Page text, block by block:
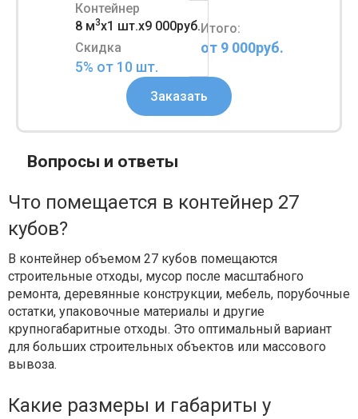
Контейнер
8 м3x1 шт.x9 000руб.
Скидка
5% от 10 шт.
Итого:
от 9 000руб.
Заказать
Вопросы и ответы
Что помещается в контейнер 27
кубов?
В контейнер объемом 27 кубов помещаются
строительные отходы, мусор после масштабного
ремонта, деревянные конструкции, мебель, порубочные
остатки, упаковочные материалы и другие
крупногабаритные отходы. Это оптимальный вариант
для больших строительных объектов или массового
вывоза.
Какие размеры и габариты у